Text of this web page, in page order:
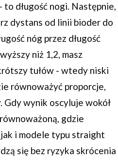
to długość nogi. Następnie,
dystans od linii bioder do
nóg przez długość
niż 1,2, masz
tułów - wtedy niski
równoważyć proporcje,
wynik oscyluje wokół
gdzie
i modele typu straight
się bez ryzyka skrócenia